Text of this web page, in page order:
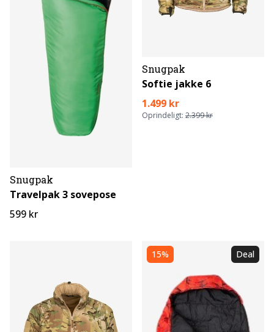
Snugpak
Travelpak 3 sovepose
599 kr
Snugpak
Softie jakke 6
1.499 kr
Oprindeligt: 2.399 kr
15% Deal